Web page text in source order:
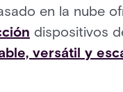
en la nube
dispositivos
versátil y